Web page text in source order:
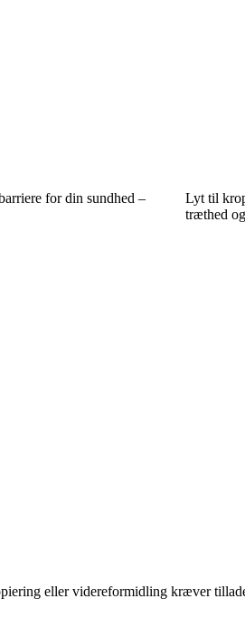
for din sundhed –
Lyt til
træthed
eller videreformidling kræver